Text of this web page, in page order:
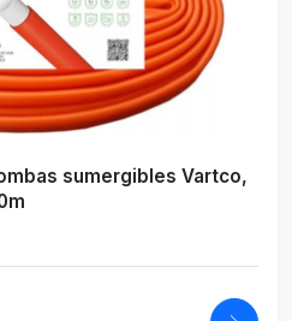
sumergibles Vartco,